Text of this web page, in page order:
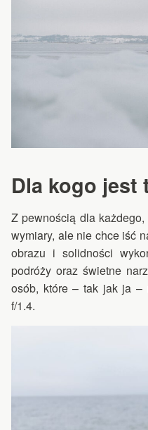
Dla kogo jest
Z pewnością dla
wymiary, ale nie chce iść
obrazu i solidności
podróży oraz świetne
osób, które – tak jak ja –
f/1.4.